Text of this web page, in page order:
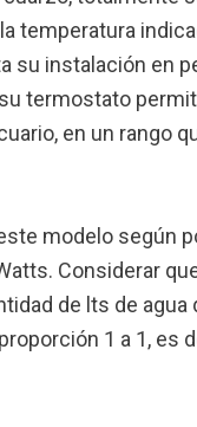
temperatura
su instalación en
termostato
en un rango
modelo según
Considerar
de lts de agua
1 a 1, es